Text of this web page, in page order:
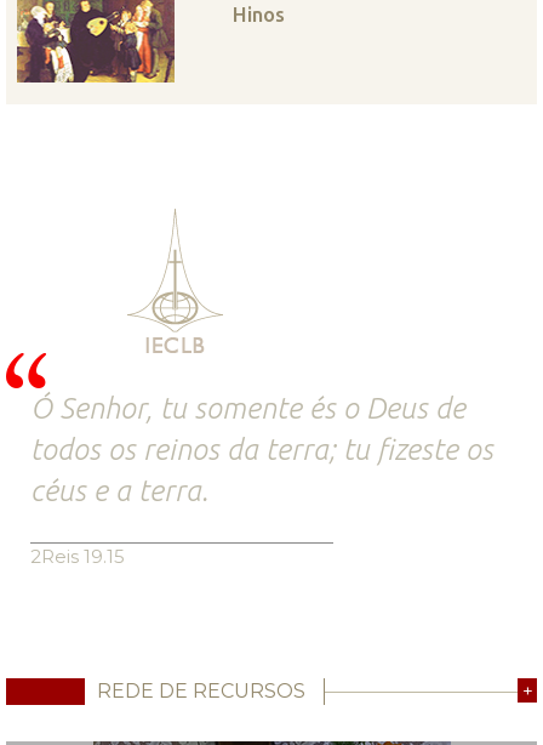
Hinos
Ó Senhor, tu somente és o Deus de
todos os reinos da terra; tu fizeste os
céus e a terra.
2Reis 19.15
REDE DE RECURSOS +